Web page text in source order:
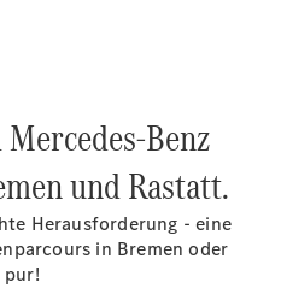
und Rastatt.
Herausforderung - eine
in Bremen oder